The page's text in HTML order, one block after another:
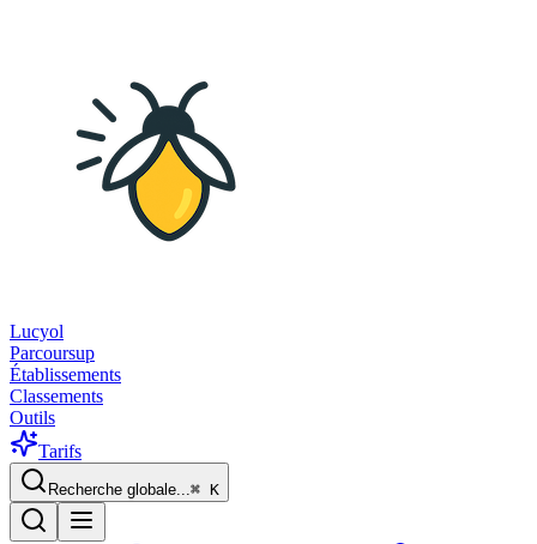
Lucyol
Parcoursup
Établissements
Classements
Outils
Tarifs
Recherche globale...⌘ K